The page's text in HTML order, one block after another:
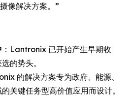
像解决方案。”
：Lantronix 已开始产生早期收
的势头。
的解决方案专为政府、能源、
关键任务型高价值应用而设计。